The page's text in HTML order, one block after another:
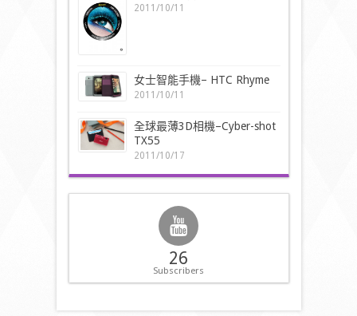
2011/10/11
女士智能手機– HTC Rhyme
2011/10/11
全球最薄3D相機–Cyber-shot
TX55
2011/10/17
26
Subscribers